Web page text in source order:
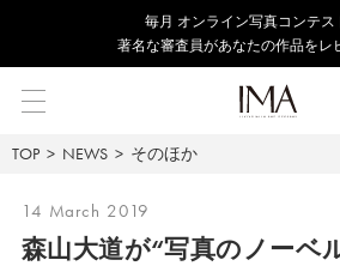
毎⽉ オンライン写真コンテス
著名な審査員があなたの作品をレ
TOP NEWS そのほか
14 March 2019
森山大道が“写真のノーベ